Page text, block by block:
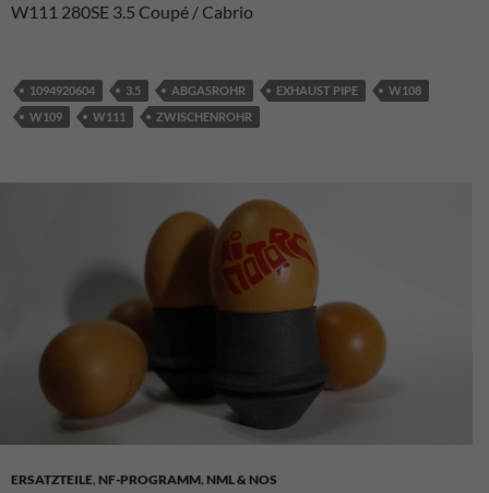
W111 280SE 3.5 Coupé / Cabrio
1094920604 3.5 ABGASROHR EXHAUST PIPE
W108
W109
W111 ZWISCHENROHR
ERSATZTEILE, NF-PROGRAMM, NML & NOS